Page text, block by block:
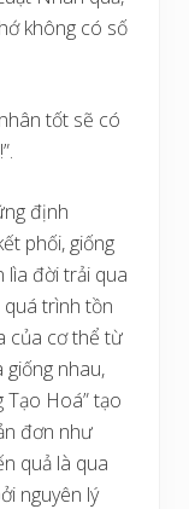
không có số
tốt sẽ có
định
phối, giống
lìa đời trải qua
quá trình tồn
của cơ thể từ
giống nhau,
Tạo Hoá” tạo
đơn như
quả là qua
nguyên lý